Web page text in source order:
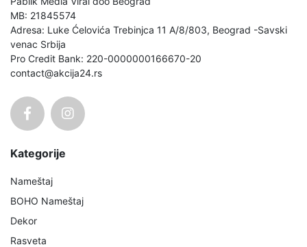
MB: 21845574
Adresa: Luke Ćelovića Trebinjca 11 A/8/803, Beograd -Savski
venac Srbija
Pro Credit Bank: 220-0000000166670-20
contact@akcija24.rs
Kategorije
Nameštaj
BOHO Nameštaj
Dekor
Rasveta